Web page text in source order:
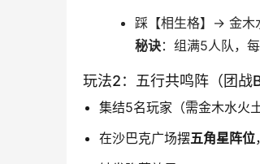
踩【相生格】→ 金木
秘诀：组满5人队，
玩法2：五行共鸣阵（团战
集结5名玩家（需金木水火土
在沙巴克广场摆五角星阵位